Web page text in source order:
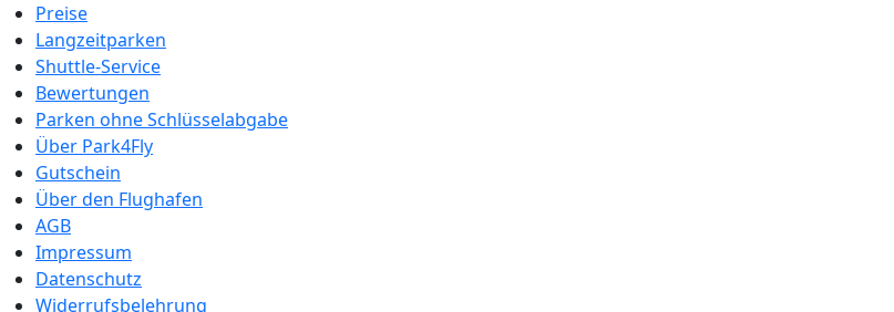
Preise
Langzeitparken
Shuttle-Service
Bewertungen
Parken ohne Schlüsselabgabe
Über Park4Fly
Gutschein
Über den Flughafen
AGB
Impressum
Datenschutz
Widerrufsbelehrung